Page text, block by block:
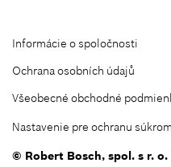
Informácie o spoločnosti
Ochrana osobních údajů
Všeobecné obchodné
Nastavenie pre ochranu
© Robert Bosch, spol. s r.